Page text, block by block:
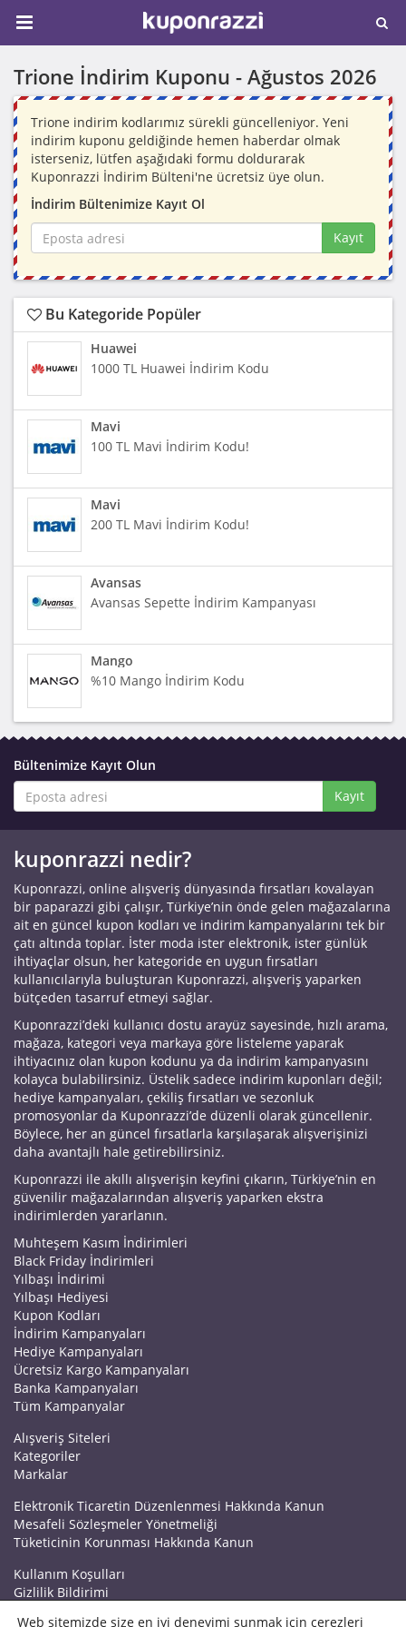
Trione İndirim Kuponu - Ağustos 2026
Trione indirim kodlarımız sürekli güncelleniyor. Yeni
indirim kuponu geldiğinde hemen haberdar olmak
isterseniz, lütfen aşağıdaki formu doldurarak
Kuponrazzi İndirim Bülteni'ne ücretsiz üye olun.
İndirim Bültenimize Kayıt Ol
Kayıt
Bu Kategoride Popüler
Huawei
1000 TL Huawei İndirim Kodu
Mavi
100 TL Mavi İndirim Kodu!
Mavi
200 TL Mavi İndirim Kodu!
Avansas
Avansas Sepette İndirim Kampanyası
Mango
%10 Mango İndirim Kodu
Bültenimize Kayıt Olun
Kayıt
kuponrazzi nedir?
Kuponrazzi, online alışveriş dünyasında fırsatları kovalayan
bir paparazzi gibi çalışır, Türkiye’nin önde gelen mağazalarına
ait en güncel kupon kodları ve indirim kampanyalarını tek bir
çatı altında toplar. İster moda ister elektronik, ister günlük
ihtiyaçlar olsun, her kategoride en uygun fırsatları
kullanıcılarıyla buluşturan Kuponrazzi, alışveriş yaparken
bütçeden tasarruf etmeyi sağlar.
Kuponrazzi’deki kullanıcı dostu arayüz sayesinde, hızlı arama,
mağaza, kategori veya markaya göre listeleme yaparak
ihtiyacınız olan kupon kodunu ya da indirim kampanyasını
kolayca bulabilirsiniz. Üstelik sadece indirim kuponları değil;
hediye kampanyaları, çekiliş fırsatları ve sezonluk
promosyonlar da Kuponrazzi’de düzenli olarak güncellenir.
Böylece, her an güncel fırsatlarla karşılaşarak alışverişinizi
daha avantajlı hale getirebilirsiniz.
Kuponrazzi ile akıllı alışverişin keyfini çıkarın, Türkiye’nin en
güvenilir mağazalarından alışveriş yaparken ekstra
indirimlerden yararlanın.
Muhteşem Kasım İndirimleri
Black Friday İndirimleri
Yılbaşı İndirimi
Yılbaşı Hediyesi
Kupon Kodları
İndirim Kampanyaları
Hediye Kampanyaları
Ücretsiz Kargo Kampanyaları
Banka Kampanyaları
Tüm Kampanyalar
Alışveriş Siteleri
Kategoriler
Markalar
Elektronik Ticaretin Düzenlenmesi Hakkında Kanun
Mesafeli Sözleşmeler Yönetmeliği
Tüketicinin Korunması Hakkında Kanun
Kullanım Koşulları
Gizlilik Bildirimi
Web sitemizde size en iyi deneyimi sunmak için çerezleri